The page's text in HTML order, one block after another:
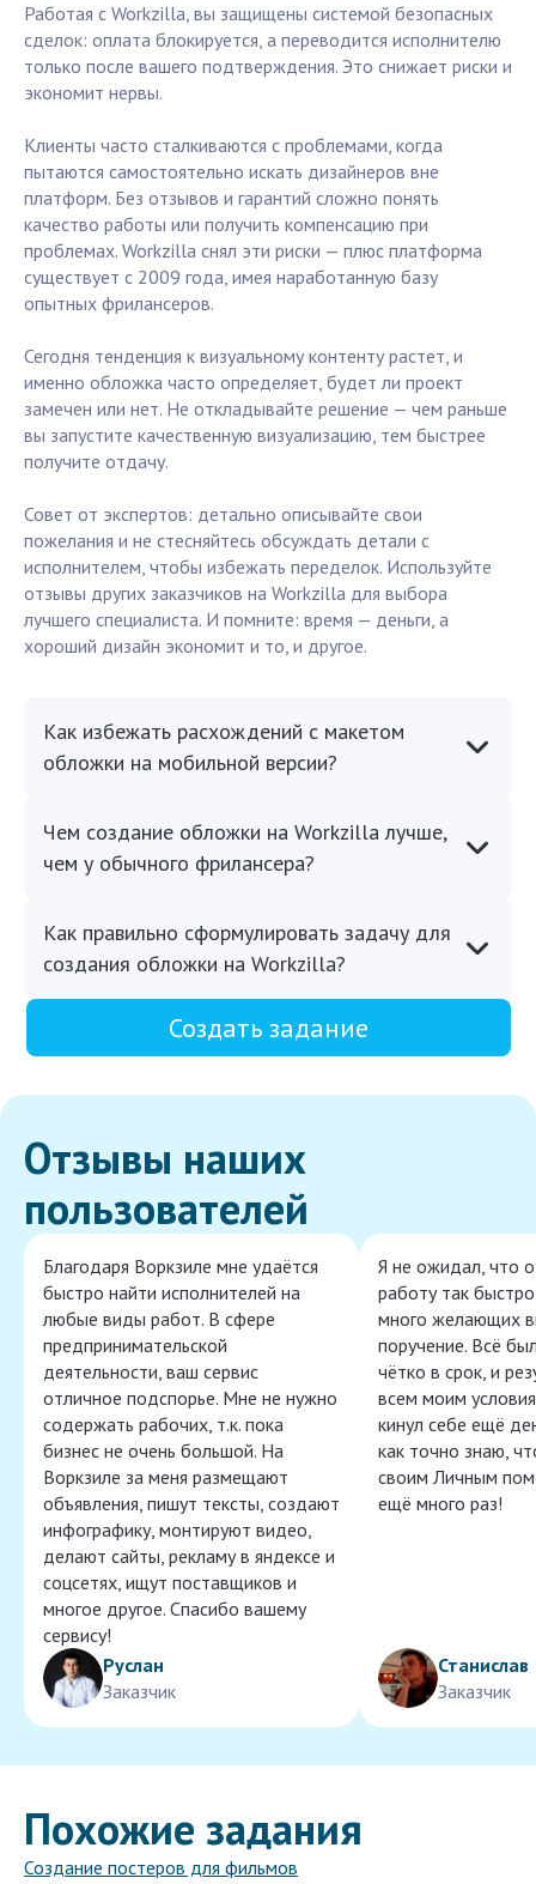
Работая с Workzilla, вы защищены системой безопасных
сделок: оплата блокируется, а переводится исполнителю
только после вашего подтверждения. Это снижает риски и
экономит нервы.
Клиенты часто сталкиваются с проблемами, когда
пытаются самостоятельно искать дизайнеров вне
платформ. Без отзывов и гарантий сложно понять
качество работы или получить компенсацию при
проблемах. Workzilla снял эти риски — плюс платформа
существует с 2009 года, имея наработанную базу
опытных фрилансеров.
Сегодня тенденция к визуальному контенту растет, и
именно обложка часто определяет, будет ли проект
замечен или нет. Не откладывайте решение — чем раньше
вы запустите качественную визуализацию, тем быстрее
получите отдачу.
Совет от экспертов: детально описывайте свои
пожелания и не стесняйтесь обсуждать детали с
исполнителем, чтобы избежать переделок. Используйте
отзывы других заказчиков на Workzilla для выбора
лучшего специалиста. И помните: время — деньги, а
хороший дизайн экономит и то, и другое.
Как избежать расхождений с макетом
обложки на мобильной версии?
Чем создание обложки на Workzilla лучше,
чем у обычного фрилансера?
Как правильно сформулировать задачу для
создания обложки на Workzilla?
Создать задание
Отзывы наших
пользователей
Благодаря Воркзиле мне удаётся
быстро найти исполнителей на
любые виды работ. В сфере
предпринимательской
деятельности, ваш сервис
отличное подспорье. Мне не нужно
содержать рабочих, т.к. пока
бизнес не очень большой. На
Воркзиле за меня размещают
объявления, пишут тексты, создают
инфографику, монтируют видео,
делают сайты, рекламу в яндексе и
соцсетях, ищут поставщиков и
многое другое. Спасибо вашему
сервису!
Руслан
Заказчик
Я не ожидал, что
работу так
много желающих
поручение. Всё
чётко в срок, и
всем моим
кинул себе ещё
как точно знаю,
своим Личным
ещё много раз!
Станислав
Заказчик
Похожие задания
Создание постеров для фильмов